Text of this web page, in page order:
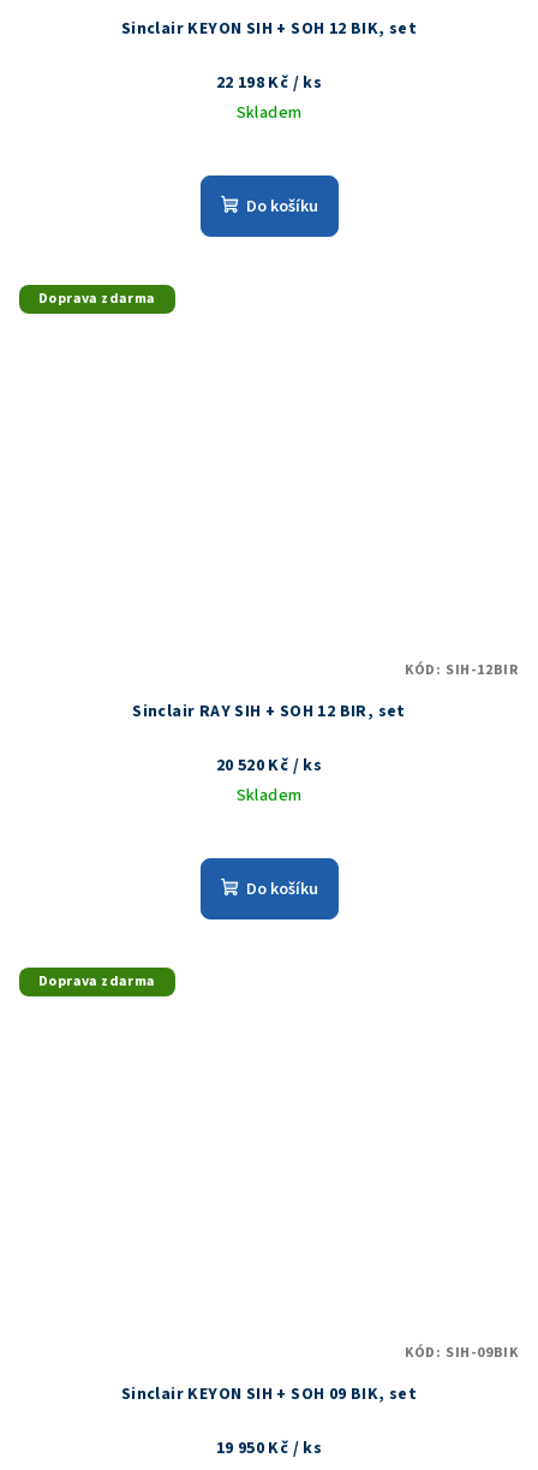
Sinclair KEYON SIH + SOH 12 BIK, set
22 198 Kč / ks
Skladem
Do košíku
Doprava zdarma
Sinclair RAY SIH + SOH 12 BIR, set
20 520 Kč / ks
Skladem
Do košíku
KÓD: SIH-12BIR
Doprava zdarma
Sinclair KEYON SIH + SOH 09 BIK, set
19 950 Kč / ks
KÓD: SIH-09BIK